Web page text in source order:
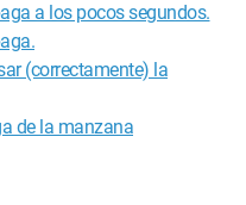
a los pocos segundos.
(correctamente) la
de la manzana